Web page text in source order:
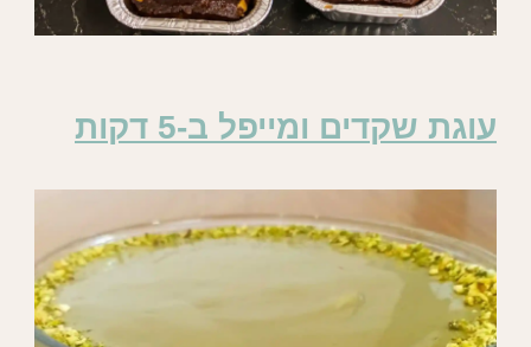
עוגת שקדים ומייפל ב-5 דקות